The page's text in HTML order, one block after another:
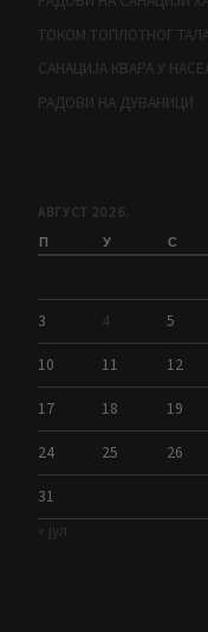
ТОКОМ ТОПЛОТНОГ
САНАЦИЈА КВАРА У
РАДОВИ НА ДУВАНИЦИ
АВГУСТ 2026.
П У С
3 4 5
10 11 12
17 18 19
24 25 26
31
« јул